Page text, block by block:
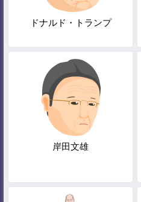
ドナルド・トランプ
岸田文雄